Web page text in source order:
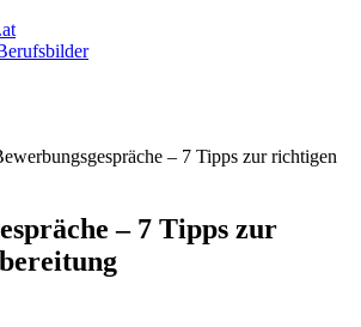
– 7 Tipps zur richtigen
– 7 Tipps zur